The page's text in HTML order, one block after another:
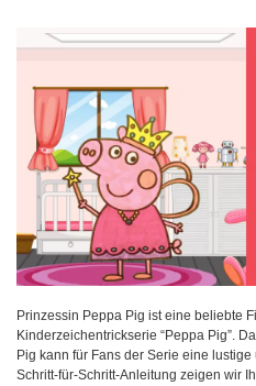
Prinzessin Peppa Pig ist eine beliebte
Kinderzeichentrickserie “Peppa Pig”.
Pig kann für Fans der Serie eine
Schritt-für-Schritt-Anleitung zeigen wir